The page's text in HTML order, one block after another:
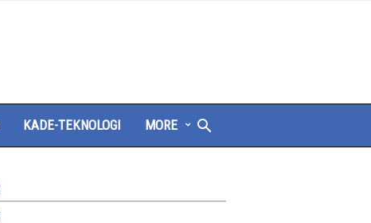
KADE-TEKNOLOGI MORE